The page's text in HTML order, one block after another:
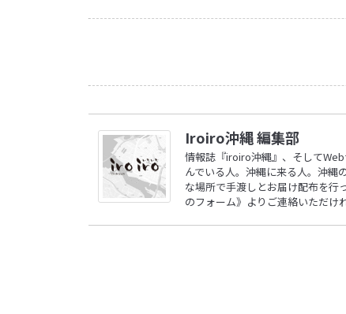
Iroiro沖縄 編集部
情報誌『iroiro沖縄』、そして
んでいる人。沖縄に来る人。沖縄
な場所で手渡しとお届け配布を
のフォーム》 よりご連絡いただけ